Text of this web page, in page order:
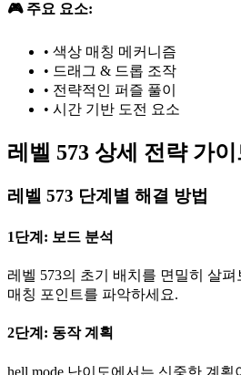
🎮 주요 요소:
• 색상 매칭 메커니즘
• 드래그 & 드롭 조작
• 전략적인 퍼즐 풀이
• 시간 기반 도전 요소
레벨 573 상세 전략 가
레벨 573 단계별 해결 방법
1단계: 보드 분석
레벨 573의 초기 배치를 면밀히 살
매칭 포인트를 파악하세요.
2단계: 동작 계획
hell mode 난이도에서는 신중한 계획